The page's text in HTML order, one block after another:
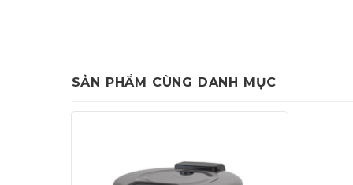
SẢN PHẨM CÙNG DANH MỤC